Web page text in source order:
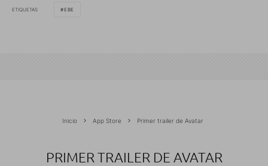
ETIQUETAS EBE
Inicio App Store Primer trailer de Avatar
PRIMER TRAILER DE AVATAR